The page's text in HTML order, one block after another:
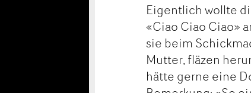
Eigentlich wollte
«Ciao Ciao Ciao»
sie beim
Mutter, fläzen
hätte gerne eine